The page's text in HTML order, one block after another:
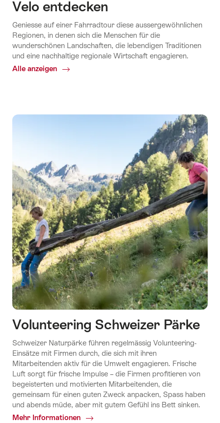
Velo entdecken
Geniesse auf einer Fahrradtour diese aussergewöhnlichen
Regionen, in denen sich die Menschen für die
wunderschönen Landschaften, die lebendigen Traditionen
und eine nachhaltige regionale Wirtschaft engagieren.
Alle anzeigen
Common.Of
Volunteering Schweizer Pärke
Schweizer Naturpärke führen regelmässig Volunteering-
Einsätze mit Firmen durch, die sich mit ihren
Mitarbeitenden aktiv für die Umwelt engagieren. Frische
Luft sorgt für frische Impulse – die Firmen profitieren von
begeisterten und motivierten Mitarbeitenden, die
gemeinsam für einen guten Zweck anpacken, Spass haben
und abends müde, aber mit gutem Gefühl ins Bett sinken.
Mehr Informationen
Common.Of